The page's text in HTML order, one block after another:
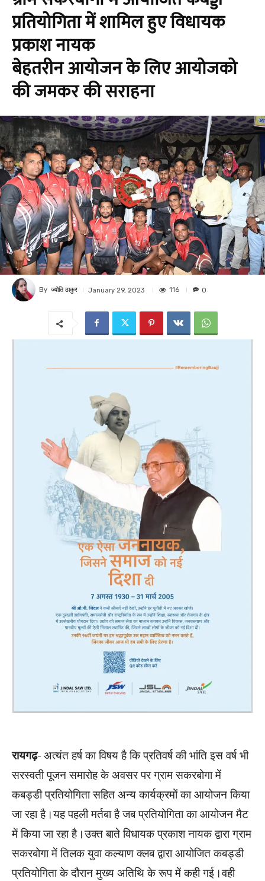
प्रतियोगिता में शामिल हुए विधायक
प्रकाश नायक
बेहतरीन आयोजन के लिए आयोजको
की जमकर की सराहना
By ज्योति ठाकुर January 29, 2023 116 0
रायगढ़- अत्यंत हर्ष का विषय है कि प्रतिवर्ष की भांति इस वर्ष भी
सरस्वती पूजन समारोह के अवसर पर ग्राम सकरबोगा में
कबड्डी प्रतियोगिता सहित अन्य कार्यक्रमों का आयोजन किया
जा रहा है।यह पहली मर्तबा है जब प्रतियोगिता का आयोजन मैट
में किया जा रहा है।उक्त बाते विधायक प्रकाश नायक द्वारा ग्राम
सकरबोगा में तिलक युवा कल्याण क्लब द्वारा आयोजित कबड्डी
प्रतियोगिता के दौरान मुख्य अतिथि के रूप में कही गई।वही